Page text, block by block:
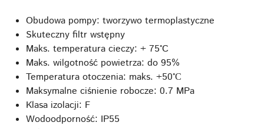
Obudowa pompy: tworzywo termoplastyczne
Skuteczny filtr wstępny
Maks. temperatura cieczy: + 75°C
Maks. wilgotność powietrza: do 95%
Temperatura otoczenia: maks. +50°С
Maksymalne ciśnienie robocze: 0.7 MPa
Klasa izolacji: F
Wodoodporność: IP55